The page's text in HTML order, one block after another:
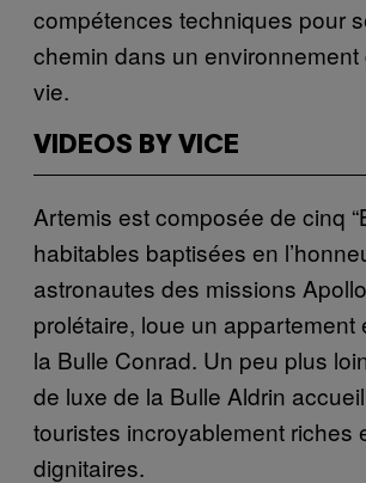
compétences techniques pour
chemin dans un environnement
vie.
VIDEOS BY VICE
Artemis est composée de cinq
habitables baptisées en
astronautes des missions
prolétaire, loue un appartement
la Bulle Conrad. Un peu plus
de luxe de la Bulle Aldrin
touristes incroyablement riches
dignitaires.